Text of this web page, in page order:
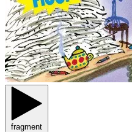
fragment